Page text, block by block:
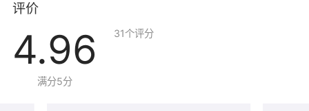
更多相关对比，请咨询上海环度信息科技有限公司
评价
4.96
满分5分
31个评分